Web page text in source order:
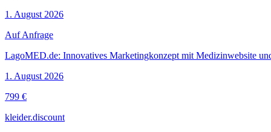
1. August 2026
Auf Anfrage
LagoMED.de: Innovatives Marketingkonzept mit Medizinwebsite
1. August 2026
799 €
kleider.discount